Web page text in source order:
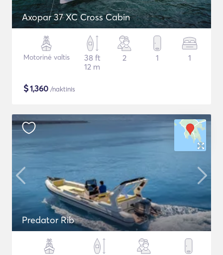
Axopar 37 XC Cross Cabin
Motorinė valtis
38 ft
12 m
2 1 1
$1,360 /naktinis
Predator Rib